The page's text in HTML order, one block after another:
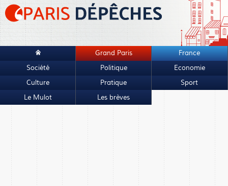
Grand Paris
France
Société
Politique
Economie
Culture
Pratique
Sport
Le Mulot
Les brèves